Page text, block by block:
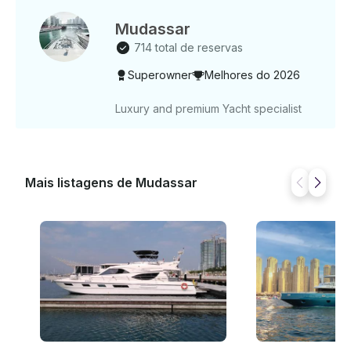
inesquecível! ______ LOCAL DE PARTIDA A viagem
parte da Marina de Dubai. O local exato da partida e
os detalhes de contato serão compartilhados com
você assim que sua reserva for confirmada.
Mudassar
714 total de reservas
Superowner Melhores do 2026
Luxury and premium Yacht specialist
Mais listagens de Mudassar